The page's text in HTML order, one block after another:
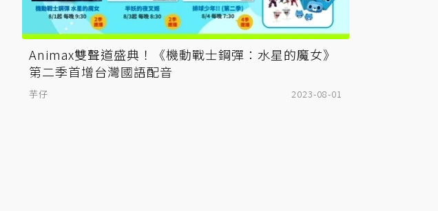
Animax雙聲道盛典！《機動戰士鋼彈：水星的魔女》
第二季首增台灣國語配音
芋仔 2023-08-01